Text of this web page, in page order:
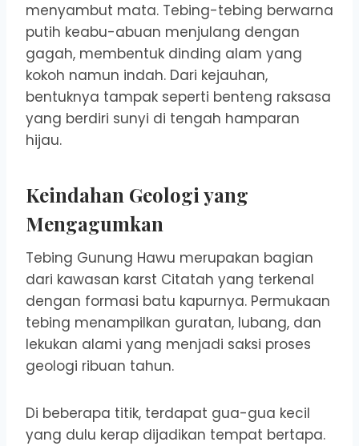
menyambut mata. Tebing-tebing berwarna
putih keabu-abuan menjulang dengan
gagah, membentuk dinding alam yang
kokoh namun indah. Dari kejauhan,
bentuknya tampak seperti benteng raksasa
yang berdiri sunyi di tengah hamparan
hijau.
Keindahan Geologi yang
Mengagumkan
Tebing Gunung Hawu merupakan bagian
dari kawasan karst Citatah yang terkenal
dengan formasi batu kapurnya. Permukaan
tebing menampilkan guratan, lubang, dan
lekukan alami yang menjadi saksi proses
geologi ribuan tahun.
Di beberapa titik, terdapat gua-gua kecil
yang dulu kerap dijadikan tempat bertapa.